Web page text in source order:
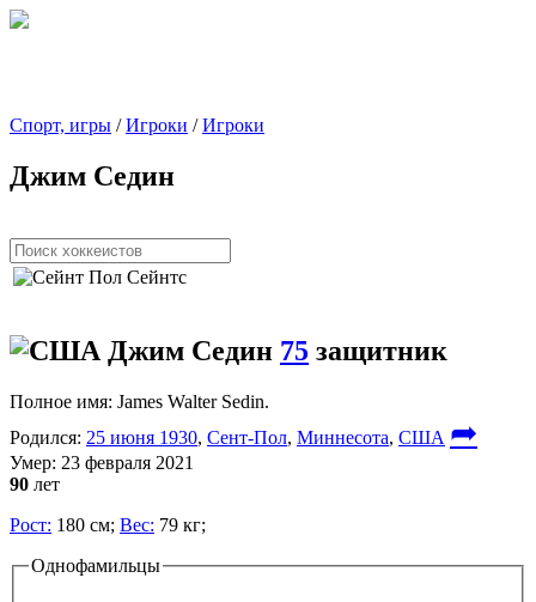
Спорт, игры /Игроки /Игроки
Джим Седин
Джим Седин 75 защитник
Полное имя: James Walter Sedin.
Родился: 25 июня 1930, Сент-Пол, Миннесота, США ➦
Умер: 23 февраля 2021
90 лет
Рост: 180 см; Вес: 79 кг;
Однофамильцы